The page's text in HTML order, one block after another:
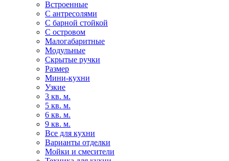
Встроенные
С антресолями
С барной стойкой
С островом
Малогабаритные
Модульные
Скрытые ручки
Размер
Мини-кухни
Узкие
3 кв. м.
5 кв. м.
6 кв. м.
9 кв. м.
Все для кухни
Варианты отделки
Мойки и смесители